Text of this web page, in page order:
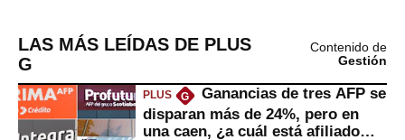
LAS MÁS LEÍDAS DE PLUS
G
Contenido de
Gestión
PLUS G
Ganancias de tres AFP se
disparan más de 24%, pero en
una caen, ¿a cuál está afiliado